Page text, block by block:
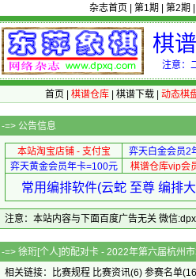
杂志首页 第1期 第2期
棋
注意：
首页 棋谱仓库| 棋谱下载| 动态棋
-=> 公告信息
本站淘宝店铺 - 支付宝 弈天白金会员2
弈天黄金会员年卡=100元
棋谱仓库vip会
常用编排软件(云蛇 至尊 编排
注意：本站内容与下面百度广告无关 微信
-=> 徐珩[个人]的配对卡 - 2022年
相关链接：
比赛规程 比赛资讯(6) 参赛名单